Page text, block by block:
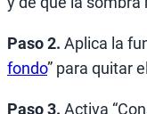
Paso 2. Aplica la
fondo” para quitar
Paso 3. Activa